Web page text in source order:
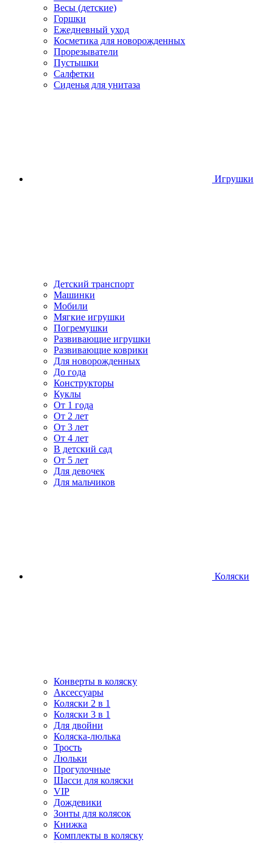
Весы (детские)
Горшки
Ежедневный уход
Косметика для новорожденных
Прорезыватели
Пустышки
Салфетки
Сиденья для унитаза
Игрушки
Детский транспорт
Машинки
Мобили
Мягкие игрушки
Погремушки
Развивающие игрушки
Развивающие коврики
Для новорожденных
До года
Конструкторы
Куклы
От 1 года
От 2 лет
От 3 лет
От 4 лет
В детский сад
От 5 лет
Для девочек
Для мальчиков
Коляски
Конверты в коляску
Аксессуары
Коляски 2 в 1
Коляски 3 в 1
Для двойни
Коляска-люлька
Трость
Люльки
Прогулочные
Шасси для коляски
VIP
Дождевики
Зонты для колясок
Книжка
Комплекты в коляску